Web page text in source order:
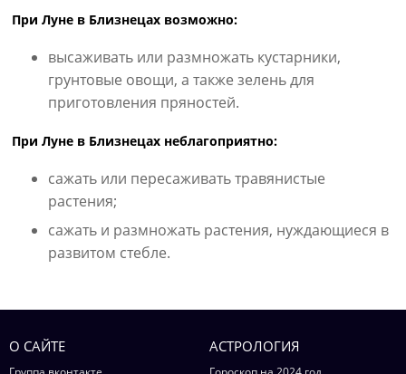
При Луне в Близнецах возможно:
высаживать или размножать кустарники,
грунтовые овощи, а также зелень для
приготовления пряностей.
При Луне в Близнецах неблагоприятно:
сажать или пересаживать травянистые
растения;
сажать и размножать растения, нуждающиеся в
развитом стебле.
О САЙТЕ АСТРОЛОГИЯ